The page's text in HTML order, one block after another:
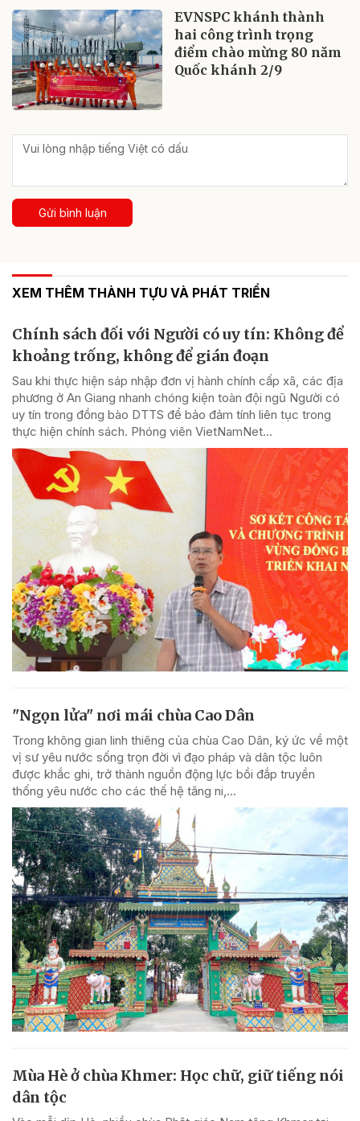
EVNSPC khánh thành
hai công trình trọng
điểm chào mừng 80 năm
Quốc khánh 2/9
Gửi bình luận
XEM THÊM THÀNH TỰU VÀ PHÁT TRIỂN
Chính sách đối với Người có uy tín: Không để
khoảng trống, không để gián đoạn
Sau khi thực hiện sáp nhập đơn vị hành chính cấp xã, các địa
phương ở An Giang nhanh chóng kiện toàn đội ngũ Người có
uy tín trong đồng bào DTTS để bảo đảm tính liên tục trong
thực hiện chính sách. Phóng viên VietNamNet...
"Ngọn lửa" nơi mái chùa Cao Dân
Trong không gian linh thiêng của chùa Cao Dân, ký ức về một
vị sư yêu nước sống trọn đời vì đạo pháp và dân tộc luôn
được khắc ghi, trở thành nguồn động lực bồi đắp truyền
thống yêu nước cho các thế hệ tăng ni,...
Mùa Hè ở chùa Khmer: Học chữ, giữ tiếng nói
dân tộc